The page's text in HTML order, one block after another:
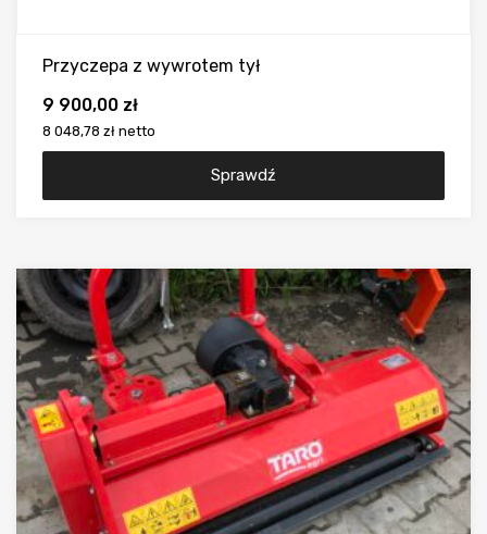
Przyczepa z wywrotem tył
9 900,00 zł
8 048,78 zł netto
Sprawdź